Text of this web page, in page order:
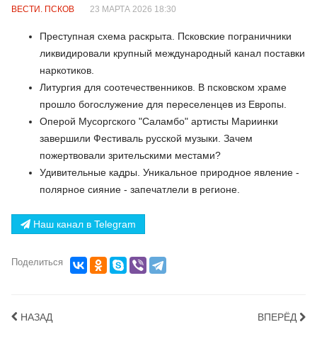
ВЕСТИ. ПСКОВ 23 МАРТА 2026 18:30
Преступная схема раскрыта. Псковские пограничники
ликвидировали крупный международный канал поставки
наркотиков.
Литургия для соотечественников. В псковском храме
прошло богослужение для переселенцев из Европы.
Оперой Мусоргского "Саламбо" артисты Мариинки
завершили Фестиваль русской музыки. Зачем
пожертвовали зрительскими местами?
Удивительные кадры. Уникальное природное явление -
полярное сияние - запечатлели в регионе.
Наш канал в Telegram
Поделиться
НАЗАД ВПЕРЁД